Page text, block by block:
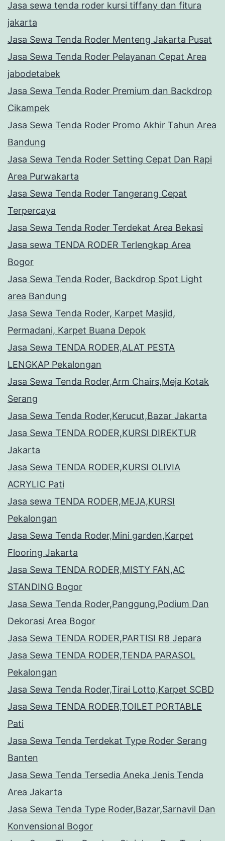
Jasa sewa tenda roder kursi tiffany dan fitura
jakarta
Jasa Sewa Tenda Roder Menteng Jakarta Pusat
Jasa Sewa Tenda Roder Pelayanan Cepat Area
jabodetabek
Jasa Sewa Tenda Roder Premium dan Backdrop
Cikampek
Jasa Sewa Tenda Roder Promo Akhir Tahun Area
Bandung
Jasa Sewa Tenda Roder Setting Cepat Dan Rapi
Area Purwakarta
Jasa Sewa Tenda Roder Tangerang Cepat
Terpercaya
Jasa Sewa Tenda Roder Terdekat Area Bekasi
Jasa sewa TENDA RODER Terlengkap Area
Bogor
Jasa Sewa Tenda Roder, Backdrop Spot Light
area Bandung
Jasa Sewa Tenda Roder, Karpet Masjid,
Permadani, Karpet Buana Depok
Jasa Sewa TENDA RODER,ALAT PESTA
LENGKAP Pekalongan
Jasa Sewa Tenda Roder,Arm Chairs,Meja Kotak
Serang
Jasa Sewa Tenda Roder,Kerucut,Bazar Jakarta
Jasa Sewa TENDA RODER,KURSI DIREKTUR
Jakarta
Jasa Sewa TENDA RODER,KURSI OLIVIA
ACRYLIC Pati
Jasa sewa TENDA RODER,MEJA,KURSI
Pekalongan
Jasa Sewa Tenda Roder,Mini garden,Karpet
Flooring Jakarta
Jasa Sewa TENDA RODER,MISTY FAN,AC
STANDING Bogor
Jasa Sewa Tenda Roder,Panggung,Podium Dan
Dekorasi Area Bogor
Jasa Sewa TENDA RODER,PARTISI R8 Jepara
Jasa Sewa TENDA RODER,TENDA PARASOL
Pekalongan
Jasa Sewa Tenda Roder,Tirai Lotto,Karpet SCBD
Jasa Sewa TENDA RODER,TOILET PORTABLE
Pati
Jasa Sewa Tenda Terdekat Type Roder Serang
Banten
Jasa Sewa Tenda Tersedia Aneka Jenis Tenda
Area Jakarta
Jasa Sewa Tenda Type Roder,Bazar,Sarnavil Dan
Konvensional Bogor